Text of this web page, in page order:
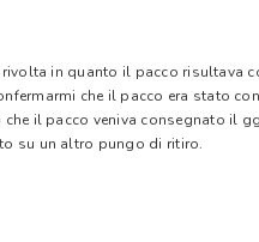
in quanto il pacco risultava
che il pacco era stato
il pacco veniva consegnato il
su un altro pungo di ritiro.